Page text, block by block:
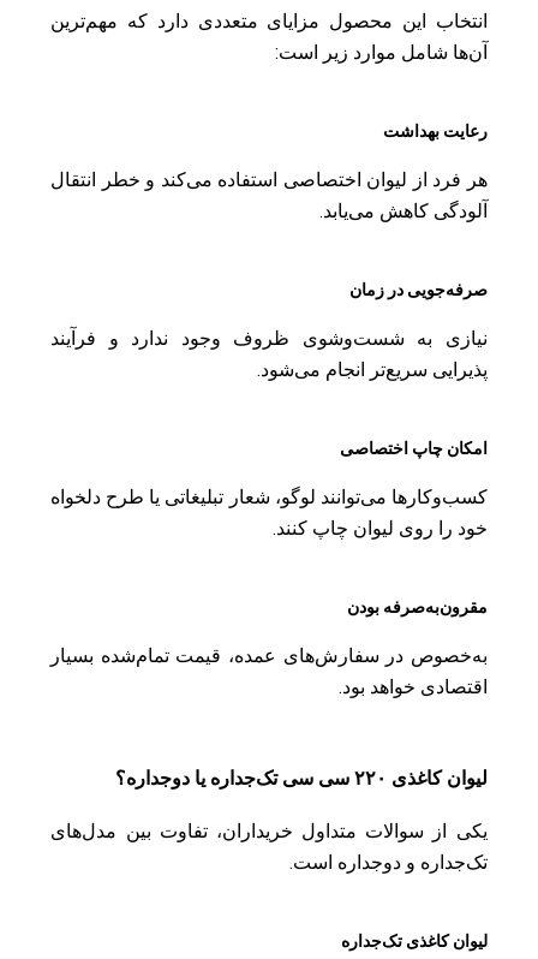
انتخاب این محصول مزایای متعددی دارد که مهم‌ترین
آن‌ها شامل موارد زیر است:
رعایت بهداشت
هر فرد از لیوان اختصاصی استفاده می‌کند و خطر انتقال
آلودگی کاهش می‌یابد.
صرفه‌جویی در زمان
نیازی به شست‌وشوی ظروف وجود ندارد و فرآیند
پذیرایی سریع‌تر انجام می‌شود.
امکان چاپ اختصاصی
کسب‌وکارها می‌توانند لوگو، شعار تبلیغاتی یا طرح دلخواه
خود را روی لیوان چاپ کنند.
مقرون‌به‌صرفه بودن
به‌خصوص در سفارش‌های عمده، قیمت تمام‌شده بسیار
اقتصادی خواهد بود.
لیوان کاغذی ۲۲۰ سی سی تک‌جداره یا دوجداره؟
یکی از سوالات متداول خریداران، تفاوت بین مدل‌های
تک‌جداره و دوجداره است.
لیوان کاغذی تک‌جداره